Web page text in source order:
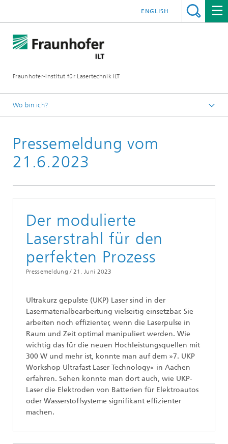
Fraunhofer-Institut für Lasertechnik ILT
ENGLISH
Wo bin ich?
Pressemeldung vom
21.6.2023
Der modulierte
Laserstrahl für den
perfekten Prozess
Pressemeldung / 21. Juni 2023
Ultrakurz gepulste (UKP) Laser sind in der
Lasermaterialbearbeitung vielseitig einsetzbar. Sie
arbeiten noch effizienter, wenn die Laserpulse in
Raum und Zeit optimal manipuliert werden. Wie
wichtig das für die neuen Hochleistungsquellen mit
300 W und mehr ist, konnte man auf dem »7. UKP
Workshop Ultrafast Laser Technology« in Aachen
erfahren. Sehen konnte man dort auch, wie UKP-
Laser die Elektroden von Batterien für Elektroautos
oder Wasserstoffsysteme signifikant effizienter
machen.